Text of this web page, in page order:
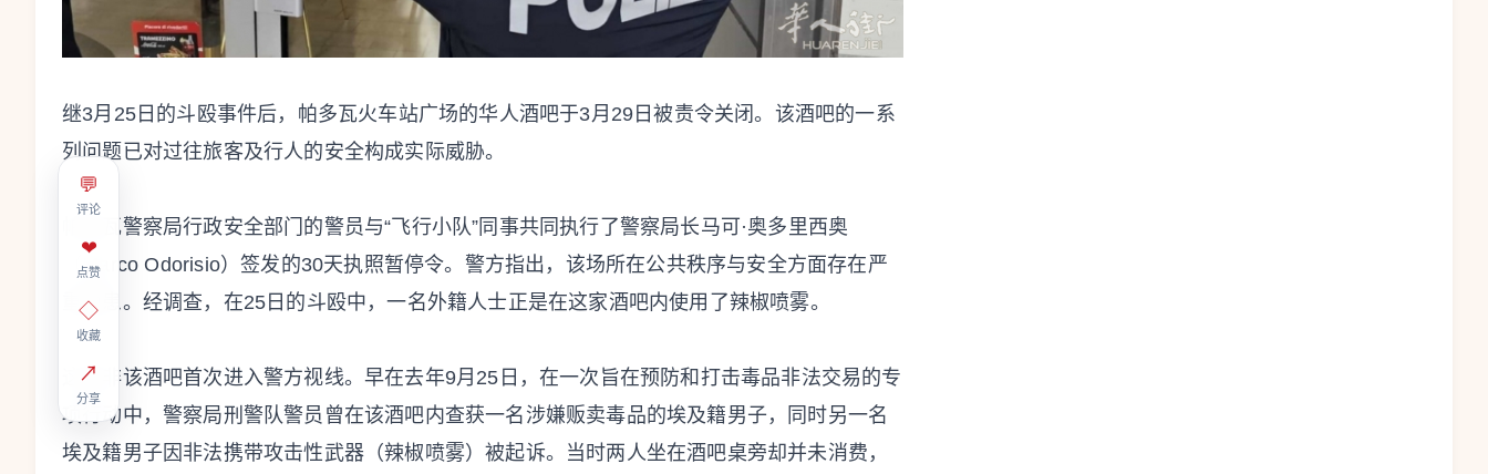
💬
评论
❤
点赞
◇
收藏
↗
分享
继3月25日的斗殴事件后，帕多瓦火车站广场的华人酒吧于3月29日被责令关闭。该酒吧的一系
列问题已对过往旅客及行人的安全构成实际威胁。
帕多瓦警察局行政安全部门的警员与“飞行小队”同事共同执行了警察局长马可·奥多里西奥
（Marco Odorisio）签发的30天执照暂停令。警方指出，该场所在公共秩序与安全方面存在严
重隐患。经调查，在25日的斗殴中，一名外籍人士正是在这家酒吧内使用了辣椒喷雾。
这并非该酒吧首次进入警方视线。早在去年9月25日，在一次旨在预防和打击毒品非法交易的专
项行动中，警察局刑警队警员曾在该酒吧内查获一名涉嫌贩卖毒品的埃及籍男子，同时另一名
埃及籍男子因非法携带攻击性武器（辣椒喷雾）被起诉。当时两人坐在酒吧桌旁却并未消费，